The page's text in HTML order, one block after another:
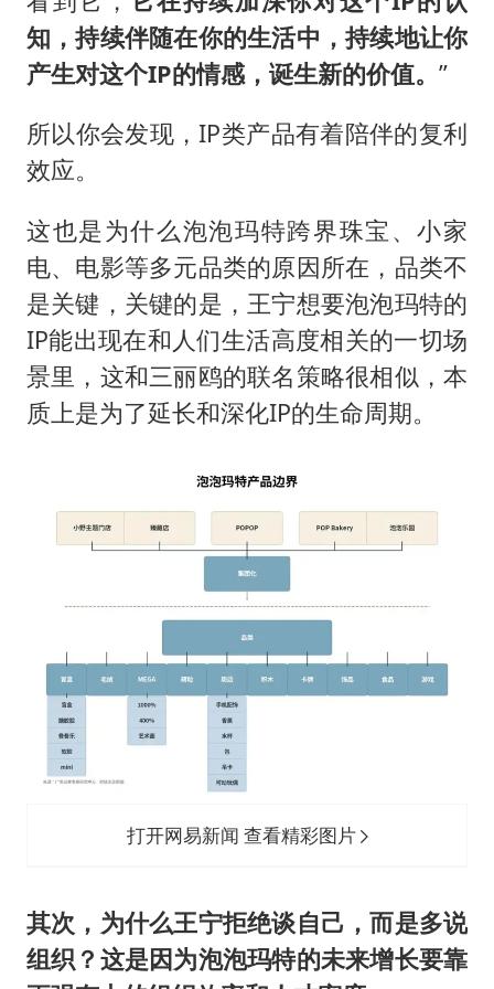
知，持续伴随在你的生活中，持续地让你
产生对这个IP的情感，诞生新的价值。 ”
所以你会发现，IP类产品有着陪伴的复利
效应。
这也是为什么泡泡玛特跨界珠宝、小家
电、电影等多元品类的原因所在，品类不
是关键，关键的是，王宁想要泡泡玛特的
IP能出现在和人们生活高度相关的一切场
景里，这和三丽鸥的联名策略很相似，本
质上是为了延长和深化IP的生命周期。
打开网易新闻 查看精彩图片
其次，为什么王宁拒绝谈自己，而是多说
组织？这是因为泡泡玛特的未来增长要靠